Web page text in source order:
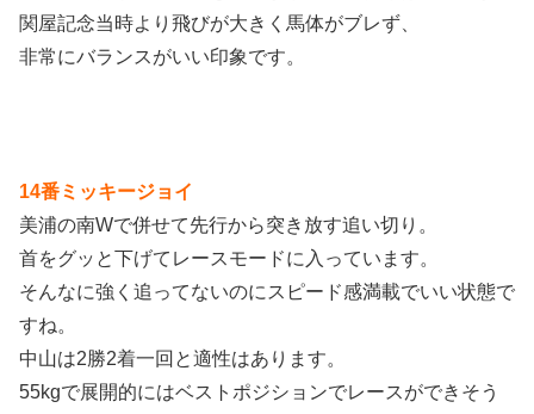
関屋記念当時より飛びが大きく馬体がブレず、
非常にバランスがいい印象です。
14番ミッキージョイ
美浦の南Wで併せて先行から突き放す追い切り。
首をグッと下げてレースモードに入っています。
そんなに強く追ってないのにスピード感満載でいい状態で
すね。
中山は2勝2着一回と適性はあります。
55kgで展開的にはベストポジションでレースができそう